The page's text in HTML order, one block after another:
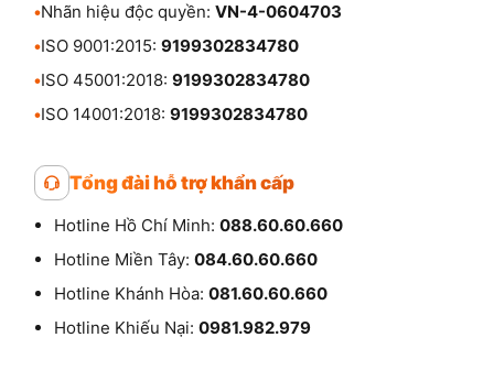
•Nhãn hiệu độc quyền: VN-4-0604703
•ISO 9001:2015: 9199302834780
•ISO 45001:2018: 9199302834780
•ISO 14001:2018: 9199302834780
Tổng đài hỗ trợ khẩn cấp
Hotline Hồ Chí Minh: 088.60.60.660
Hotline Miền Tây: 084.60.60.660
Hotline Khánh Hòa: 081.60.60.660
Hotline Khiếu Nại: 0981.982.979